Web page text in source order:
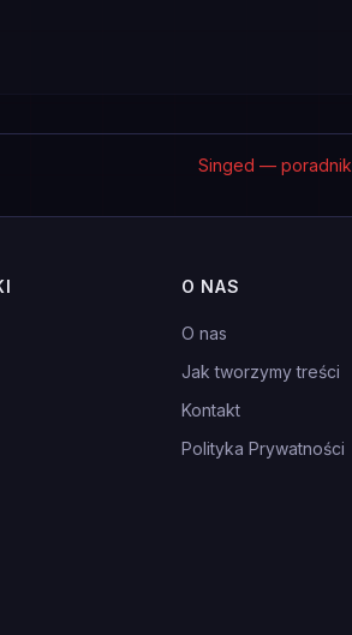
Singed — poradnik
O NAS
O nas
Jak tworzymy treści
Kontakt
Polityka Prywatności